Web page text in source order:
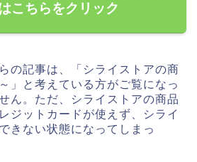
こちらをクリック
の記事は、「シライストアの商
」と考えている方がご覧になっ
ん。ただ、シライストアの商品
ジットカードが使えず、シライ
きない状態になってしまっ